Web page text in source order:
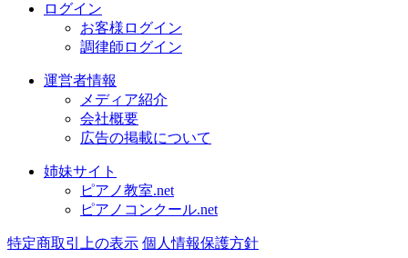
ログイン
お客様ログイン
調律師ログイン
運営者情報
メディア紹介
会社概要
広告の掲載について
姉妹サイト
ピアノ教室.net
ピアノコンクール.net
特定商取引上の表示 個人情報保護方針